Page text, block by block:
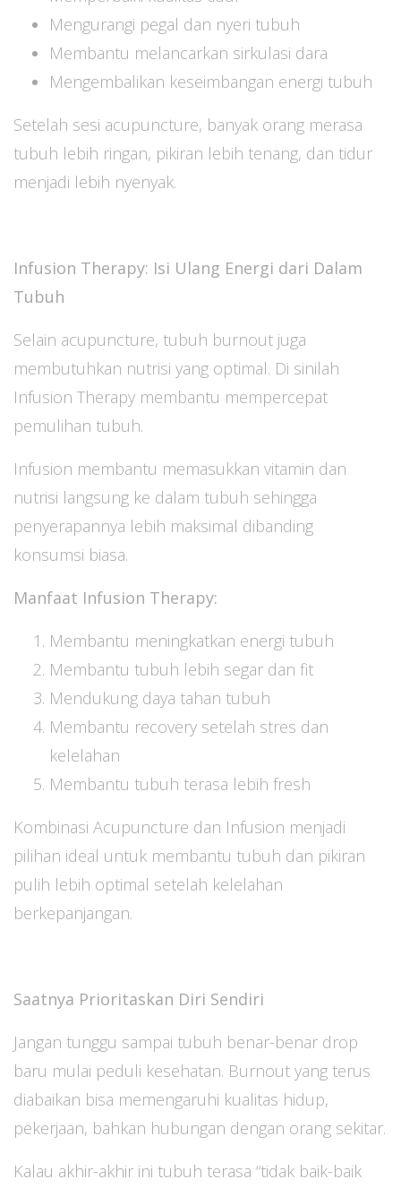
Mengurangi pegal dan nyeri tubuh
Membantu melancarkan sirkulasi dara
Mengembalikan keseimbangan energi tubuh
Setelah sesi acupuncture, banyak orang merasa
tubuh lebih ringan, pikiran lebih tenang, dan tidur
menjadi lebih nyenyak.
Infusion Therapy: Isi Ulang Energi dari Dalam
Tubuh
Selain acupuncture, tubuh burnout juga
membutuhkan nutrisi yang optimal. Di sinilah
Infusion Therapy membantu mempercepat
pemulihan tubuh.
Infusion membantu memasukkan vitamin dan
nutrisi langsung ke dalam tubuh sehingga
penyerapannya lebih maksimal dibanding
konsumsi biasa.
Manfaat Infusion Therapy:
Membantu meningkatkan energi tubuh
Membantu tubuh lebih segar dan fit
Mendukung daya tahan tubuh
Membantu recovery setelah stres dan
kelelahan
Membantu tubuh terasa lebih fresh
Kombinasi Acupuncture dan Infusion menjadi
pilihan ideal untuk membantu tubuh dan pikiran
pulih lebih optimal setelah kelelahan
berkepanjangan.
Saatnya Prioritaskan Diri Sendiri
Jangan tunggu sampai tubuh benar-benar drop
baru mulai peduli kesehatan. Burnout yang terus
diabaikan bisa memengaruhi kualitas hidup,
pekerjaan, bahkan hubungan dengan orang sekitar.
Kalau akhir-akhir ini tubuh terasa “tidak baik-baik